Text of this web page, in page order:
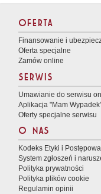
OFERTA
Finansowanie i
Oferta specjalne
Zamów online
SERWIS
Umawianie do serwisu
Aplikacja "Mam
Oferty specjalne serwisu
O NAS
Kodeks Etyki i
System zgłoszeń i
Polityka prywatności
Polityka plików cookie
Regulamin opinii